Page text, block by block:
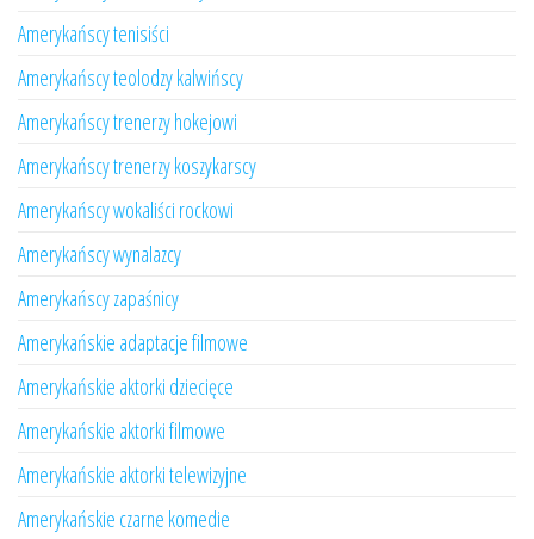
Amerykańscy tenisiści
Amerykańscy teolodzy kalwińscy
Amerykańscy trenerzy hokejowi
Amerykańscy trenerzy koszykarscy
Amerykańscy wokaliści rockowi
Amerykańscy wynalazcy
Amerykańscy zapaśnicy
Amerykańskie adaptacje filmowe
Amerykańskie aktorki dziecięce
Amerykańskie aktorki filmowe
Amerykańskie aktorki telewizyjne
Amerykańskie czarne komedie